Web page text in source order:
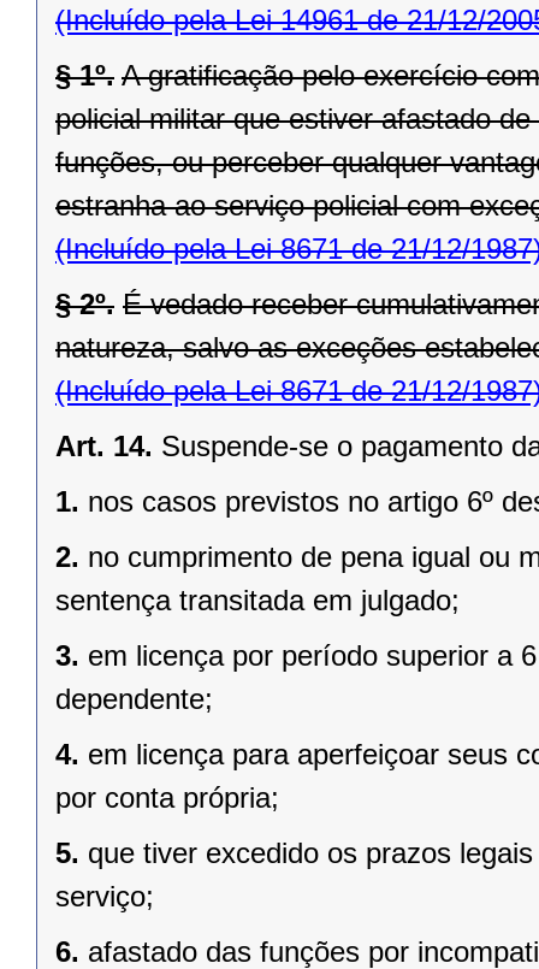
(Incluído pela Lei 14961 de 21/12/
§ 1º. A gratificação pelo exercício
policial militar que estiver afastado
funções, ou perceber qualquer
estranha ao serviço policial com
(Incluído pela Lei 8671 de 21/12/
§ 2º. É vedado receber
natureza, salvo as exceções
(Incluído pela Lei 8671 de 21/12/
Art. 14. Suspende-se o pagamento
1. nos casos previstos no artigo 6º
2. no cumprimento de pena igual ou
sentença transitada em julgado;
3. em licença por período superior a
dependente;
4. em licença para aperfeiçoar seus
por conta própria;
5. que tiver excedido os prazos
serviço;
6. afastado das funções por